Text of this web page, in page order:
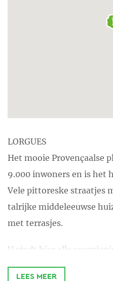
LORGUES
Het mooie Provençaalse
9.000 inwoners en is het
Vele pittoreske straatjes
talrijke middeleeuwse
met terrasjes.
U vindt hier alle
patisserie, slagers, de
LEES MEER